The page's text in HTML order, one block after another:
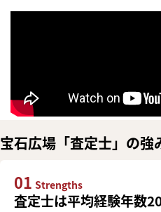
宝石広場「査定士」の強
01 Strengths
査定士は平均経験年数